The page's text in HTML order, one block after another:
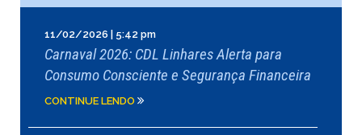
11/02/2026 | 5:42 pm
Carnaval 2026: CDL Linhares Alerta para
Consumo Consciente e Segurança Financeira
CONTINUE LENDO